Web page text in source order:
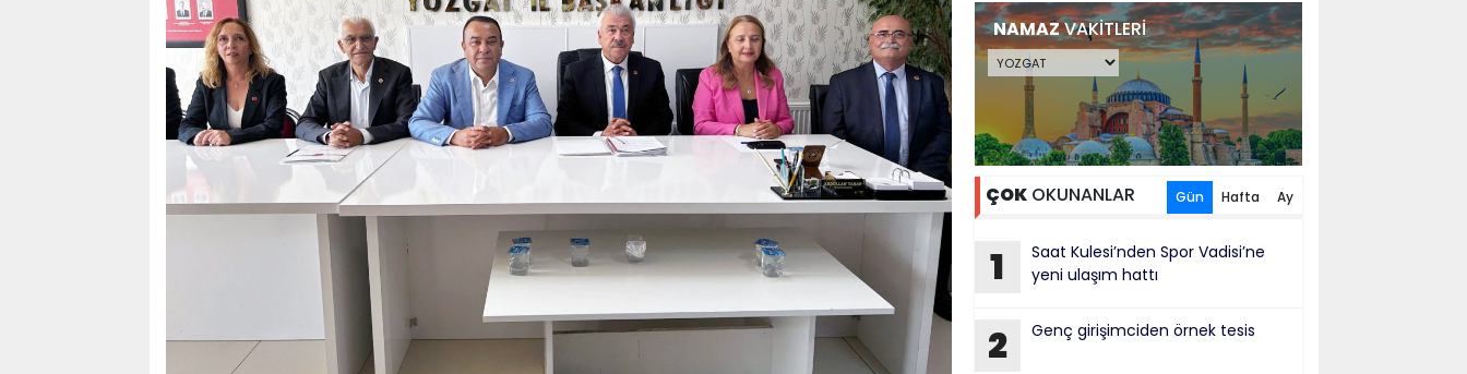
NAMAZVAKİTLERİ
ÇOKOKUNANLAR Gün Hafta Ay
1
Saat Kulesi’nden Spor Vadisi’ne
yeni ulaşım hattı
2 Genç girişimciden örnek tesis